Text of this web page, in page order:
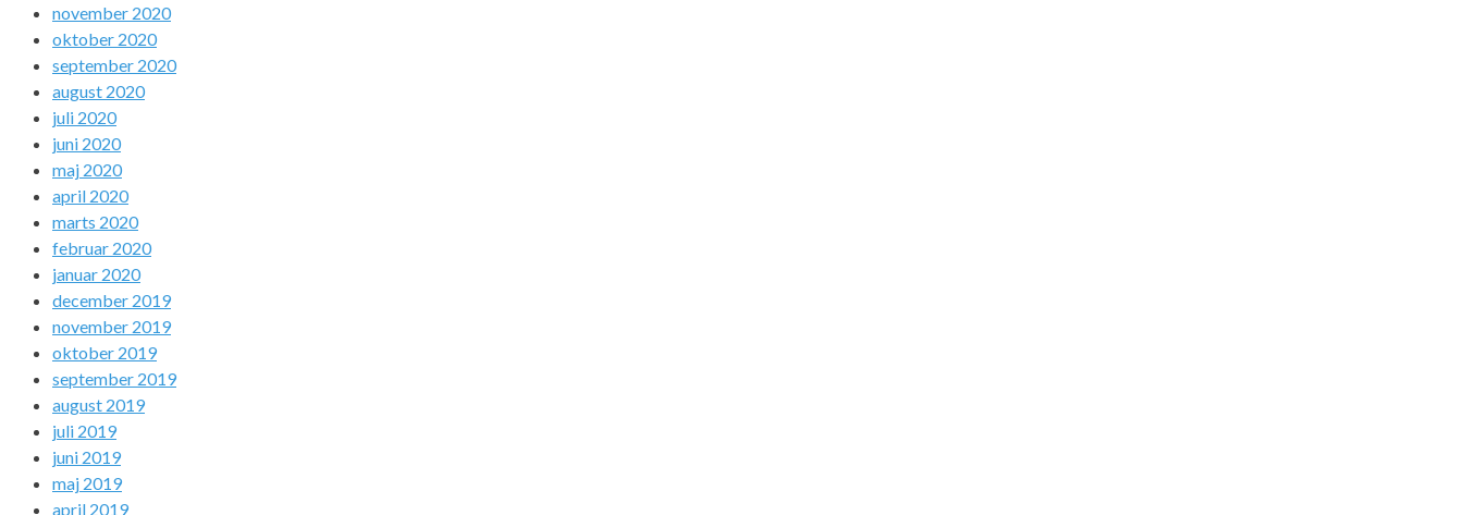
november 2020
oktober 2020
september 2020
august 2020
juli 2020
juni 2020
maj 2020
april 2020
marts 2020
februar 2020
januar 2020
december 2019
november 2019
oktober 2019
september 2019
august 2019
juli 2019
juni 2019
maj 2019
april 2019